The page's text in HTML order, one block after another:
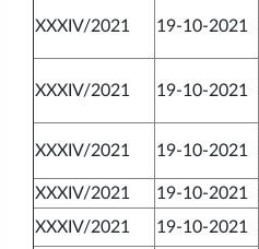
XXXIV/2021 19-10-2021
XXXIV/2021 19-10-2021
XXXIV/2021 19-10-2021
XXXIV/2021 19-10-2021
XXXIV/2021
19-10-2021